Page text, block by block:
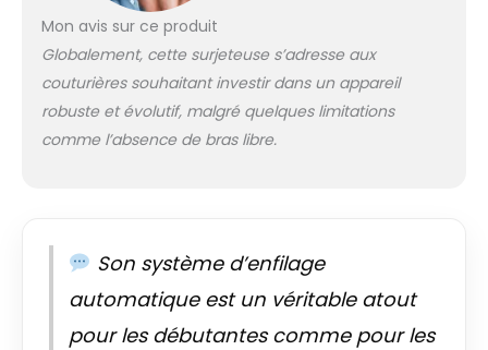
Mon avis sur ce produit
Globalement, cette surjeteuse s’adresse aux
couturières souhaitant investir dans un appareil
robuste et évolutif, malgré quelques limitations
comme l’absence de bras libre.
Son système d’enfilage
automatique est un véritable atout
pour les débutantes comme pour les